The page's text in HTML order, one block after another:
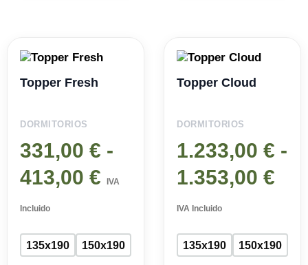
Topper Fresh
DORMITORIOS
331,00 € -
413,00 €
Rango
331,00 €
hasta
413,00 €
IVA
Incluido
135x190 150x190
Topper Cloud
DORMITORIOS
1.233,00 € -
1.353,00 €
IVA Incluido
135x190 150x190